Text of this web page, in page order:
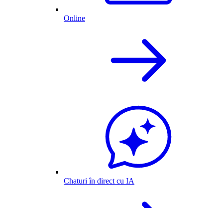
Online
Chaturi în direct cu IA